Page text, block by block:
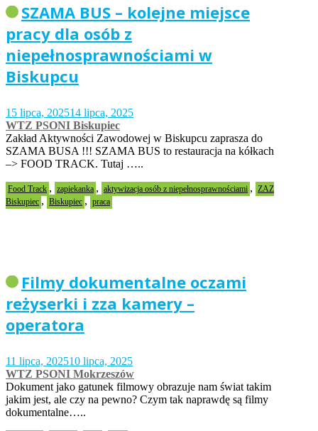
SZAMA BUS – kolejne miejsce
pracy dla osób z
niepełnosprawnościami w
Biskupcu
15 lipca, 202514 lipca, 2025
WTZ PSONI Biskupiec
Zakład Aktywności Zawodowej w Biskupcu zaprasza do
SZAMA BUSA !!! SZAMA BUS to restauracja na kółkach
–> FOOD TRACK. Tutaj …..
Food Track , zapiekanka , aktywizacja osób z niepełnosprawnościami ,
ZAZ
Biskupiec , Biskupiec , praca
Filmy dokumentalne oczami
reżyserki i zza kamery –
operatora
11 lipca, 202510 lipca, 2025
WTZ PSONI Mokrzeszów
Dokument jako gatunek filmowy obrazuje nam świat takim
jakim jest, ale czy na pewno? Czym tak naprawdę są filmy
dokumentalne…..